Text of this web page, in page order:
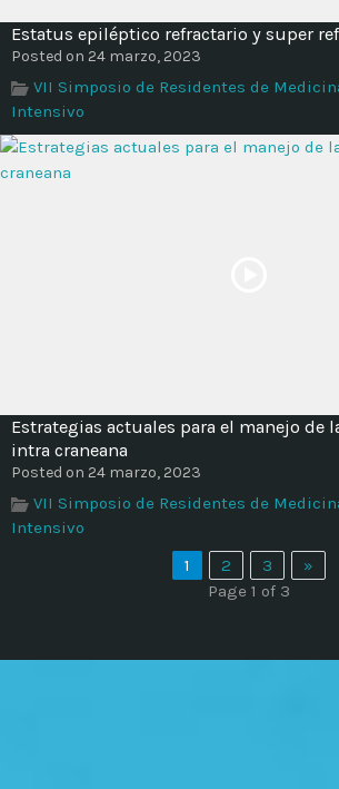
Estatus epiléptico refractario y super
Posted on 24 marzo, 2023
VII Simposio de Residentes de
Intensivo
Estrategias actuales para el manejo de
intra craneana
Posted on 24 marzo, 2023
VII Simposio de Residentes de
Intensivo
1
2 3
»
Page 1 of 3